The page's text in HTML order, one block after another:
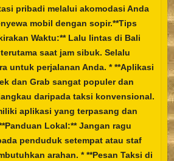
pribadi melalui akomodasi Anda
mobil dengan sopir.**Tips
Waktu:** Lalu lintas di Bali
saat jam sibuk. Selalu
untuk perjalanan Anda. * **Aplikasi
dan Grab sangat populer dan
daripada taksi konvensional.
aplikasi yang terpasang dan
Lokal:** Jangan ragu
penduduk setempat atau staf
arahan. * **Pesan Taksi di